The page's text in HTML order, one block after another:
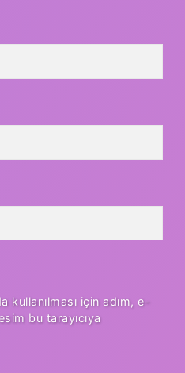
kullanılması için adım, e-
bu tarayıcıya